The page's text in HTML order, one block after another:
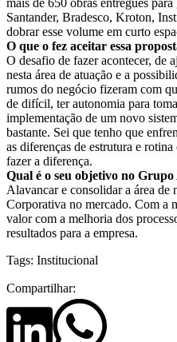
Santander, Bradesco, Kroton,
dobrar esse volume em curto
O que o fez aceitar essa
O desafio de fazer acontecer, de
nesta área de atuação e a
rumos do negócio fizeram com
de difícil, ter autonomia para
implementação de um novo
bastante. Sei que tenho que
as diferenças de estrutura e
fazer a diferença.
Qual é o seu objetivo no
Alavancar e consolidar a área de
Corporativa no mercado. Com a
valor com a melhoria dos
resultados para a empresa.
Tags: Institucional
Compartilhar: